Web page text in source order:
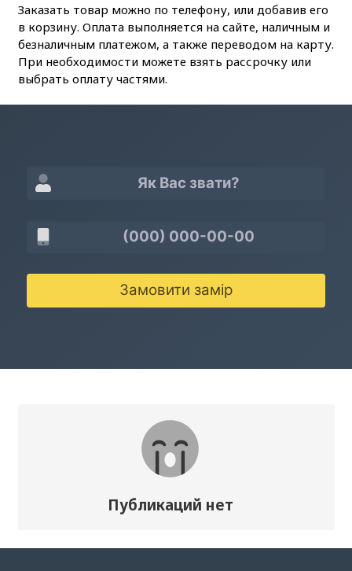
Заказать товар можно по телефону, или добавив его
в корзину. Оплата выполняется на сайте, наличным и
безналичным платежом, а также переводом на карту.
При необходимости можете взять рассрочку или
выбрать оплату частями.
Замовити замір
Публикаций нет